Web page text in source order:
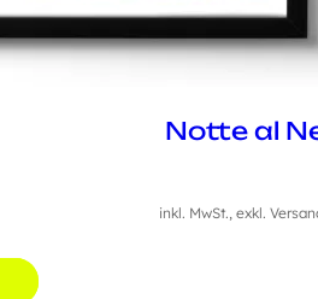
Notte al
inkl. MwSt., exkl.